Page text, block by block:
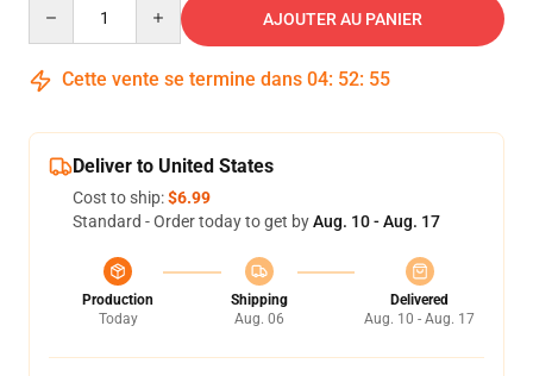
AJOUTER AU PANIER
Cette vente se termine dans 04: 52: 54
Deliver to United States
Cost to ship:$6.99
Standard - Order today to get byAug. 10 - Aug. 17
Production
Today
Shipping
Aug. 06
Delivered
Aug. 10 - Aug. 17